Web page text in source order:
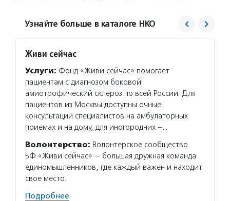
Узнайте больше в каталоге НКО
Живи сейчас
Услуги: Фонд «Живи сейчас» помогает
пациентам с диагнозом боковой
амиотрофический склероз по всей России. Для
пациентов из Москвы доступны очные
консультации специалистов на амбулаторных
приемах и на дому, для иногородних –…
Волонтерство: Волонтерское сообщество
БФ «Живи сейчас» — большая дружная команда
единомышленников, где каждый важен и находит
свое место.
Подробнее